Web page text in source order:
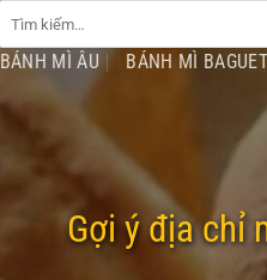
kiếm:
BÁNH MÌ ÂU BÁNH MÌ
Gợi ý địa chỉ